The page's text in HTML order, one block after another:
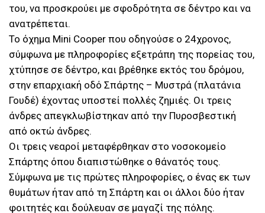
του, να προσκρούει με σφοδρότητα σε δέντρο και να
ανατρέπεται.
Το όχημα Mini Cooper που οδηγούσε ο 24χρονος,
σύμφωνα με πληροφορίες εξετράπη της πορείας του,
χτύπησε σε δέντρο, και βρέθηκε εκτός του δρόμου,
στην επαρχιακή οδό Σπάρτης – Μυστρά (πλατάνια
Γουδέ) έχοντας υποστεί πολλές ζημιές. Οι τρεις
άνδρες απεγκλωβίστηκαν από την Πυροσβεστική
από οκτώ άνδρες.
Οι τρεις νεαροί μεταφέρθηκαν στο νοσοκομείο
Σπάρτης όπου διαπιστώθηκε ο θάνατός τους.
Σύμφωνα με τις πρώτες πληροφορίες, ο ένας εκ των
θυμάτων ήταν από τη Σπάρτη και οι άλλοι δύο ήταν
φοιτητές και δούλευαν σε μαγαζί της πόλης.